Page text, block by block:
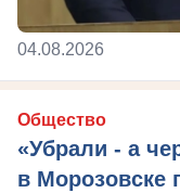
04.08.2026
Общество
«Убрали - а
в Морозовске